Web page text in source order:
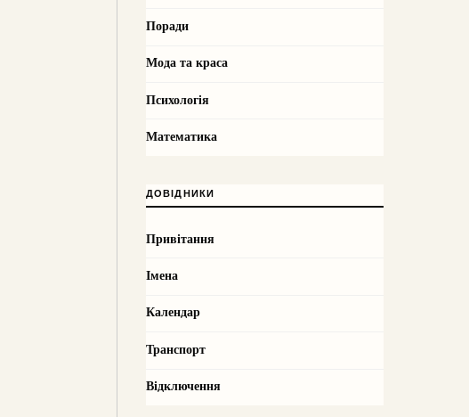
Поради
Мода та краса
Психологія
Математика
ДОВІДНИКИ
Привітання
Імена
Календар
Транспорт
Відключення